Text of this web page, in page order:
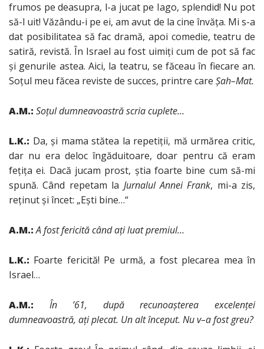
frumos pe deasupra, l-a jucat pe Iago, splendid! Nu pot
să-l uit! Văzându-i pe ei, am avut de la cine învăţa. Mi s-a
dat posibilitatea să fac dramă, apoi comedie, teatru de
satiră, revistă. În Israel au fost uimiţi cum de pot să fac
şi genurile astea. Aici, la teatru, se făceau în fiecare an.
Soţul meu făcea reviste de succes, printre care Şah–Mat.
A.M.: Soţul dumneavoastră scria cuplete…
L.K.: Da, şi mama stătea la repetiţii, mă urmărea critic,
dar nu era deloc îngăduitoare, doar pentru că eram
feţiţa ei. Dacă jucam prost, ştia foarte bine cum să-mi
spună. Când repetam la Jurnalul Annei Frank, mi-a zis,
reţinut şi încet: „Eşti bine…“
A.M.:A fost fericită când aţi luat premiul…
L.K.: Foarte fericită! Pe urmă, a fost plecarea mea în
Israel…
A.M.: În ’61, după recunoaşterea excelenţei
dumneavoastră, aţi plecat. Un alt început. Nu v–a fost greu?